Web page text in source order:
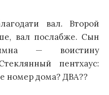
вал. Второй
вал послабже. Сын
— воистину
пентхаус:
номер дома? ДВА??